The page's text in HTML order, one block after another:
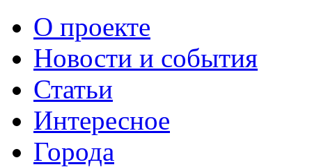
О проекте
Новости и события
Статьи
Интересное
Города